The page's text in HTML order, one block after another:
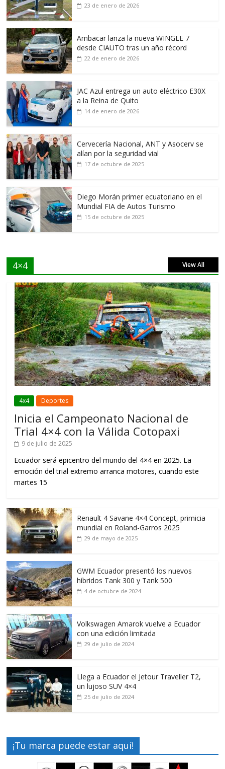
23 de enero de 2026
Ambacar lanza la nueva WINGLE 7
desde CIAUTO tras un año récord
22 de enero de 2026
JAC Azul entrega un auto eléctrico E30X
a la Reina de Quito
14 de enero de 2026
Cervecería Nacional, ANT y Asocerv se
alían por la seguridad vial
17 de octubre de 2025
Diego Morán primer ecuatoriano en el
Mundial FIA de Autos Turismo
15 de octubre de 2025
4×4 View All
4x4 Deportes
Inicia el Campeonato Nacional de
Trial 4×4 con la Válida Cotopaxi
9 de julio de 2025
Ecuador será epicentro del mundo del 4×4 en 2025. La
emoción del trial extremo arranca motores, cuando este
martes 15
Renault 4 Savane 4×4 Concept, primicia
mundial en Roland-Garros 2025
29 de mayo de 2025
GWM Ecuador presentó los nuevos
híbridos Tank 300 y Tank 500
4 de octubre de 2024
Volkswagen Amarok vuelve a Ecuador
con una edición limitada
29 de julio de 2024
Llega a Ecuador el Jetour Traveller T2,
un lujoso SUV 4×4
25 de julio de 2024
¡Tu marca puede estar aquí!